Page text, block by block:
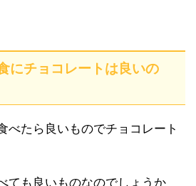
にチョコレートは良いの
べたら良いものでチョコレート
ても良いものなのでしょうか